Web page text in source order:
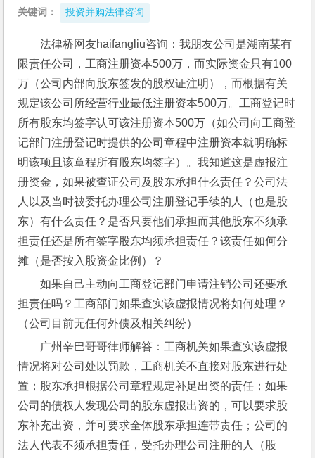
关键词： 投资并购法律咨询
法律桥网友haifangliu咨询：我朋友公司是湖南某有
限责任公司，工商注册资本500万，而实际资金只有100
万（公司内部向股东签发的股权证注明），而根据有关
规定该公司所经营行业最低注册资本500万。工商登记时
所有股东均签字认可该注册资本500万（如公司向工商登
记部门注册登记时提供的公司章程中注册资本就明确标
明该项且该章程所有股东均签字）。我知道这是虚报注
册资金，如果被查证公司及股东承担什么责任？公司法
人以及当时被委托办理公司注册登记手续的人（也是股
东）有什么责任？是否只要他们承担而其他股东不须承
担责任还是所有签字股东均须承担责任？该责任如何分
摊（是否按入股资金比例）？
如果自己主动向工商登记部门申请注销公司还要承
担责任吗？工商部门如果查实该虚报情况将如何处理？
（公司目前无任何外债及相关纠纷）
广州辛巴哥哥律师解答：工商机关如果查实该虚报
情况将对公司处以罚款，工商机关不直接对股东进行处
置；股东承担根据公司章程规定补足出资的责任；如果
公司的债权人发现公司的股东虚报出资的，可以要求股
东补充出资，并可要求全体股东承担连带责任；公司的
法人代表不须承担责任，受托办理公司注册的人（股